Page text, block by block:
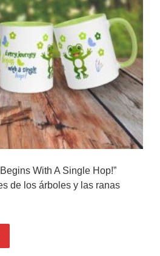
With A Single Hop!”
de los árboles y las ranas